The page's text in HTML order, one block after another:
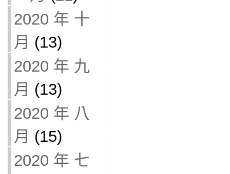
2020 年 十
月 (13)
2020 年 九
月 (13)
2020 年 八
月 (15)
2020 年 七